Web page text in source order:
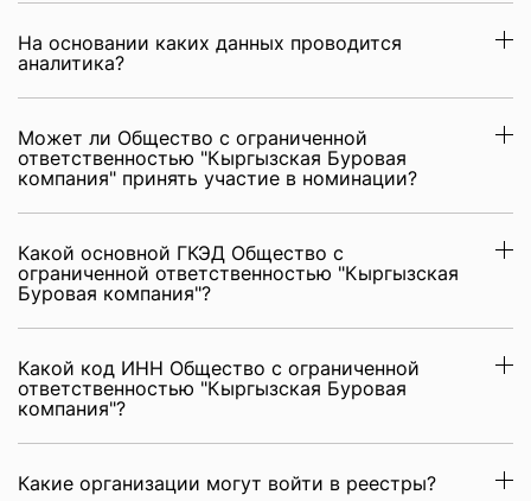
На основании каких данных проводится
аналитика?
Может ли Общество с ограниченной
ответственностью "Кыргызская Буровая
компания" принять участие в номинации?
Какой основной ГКЭД Общество с
ограниченной ответственностью "Кыргызская
Буровая компания"?
Какой код ИНН Общество с ограниченной
ответственностью "Кыргызская Буровая
компания"?
Какие организации могут войти в реестры?